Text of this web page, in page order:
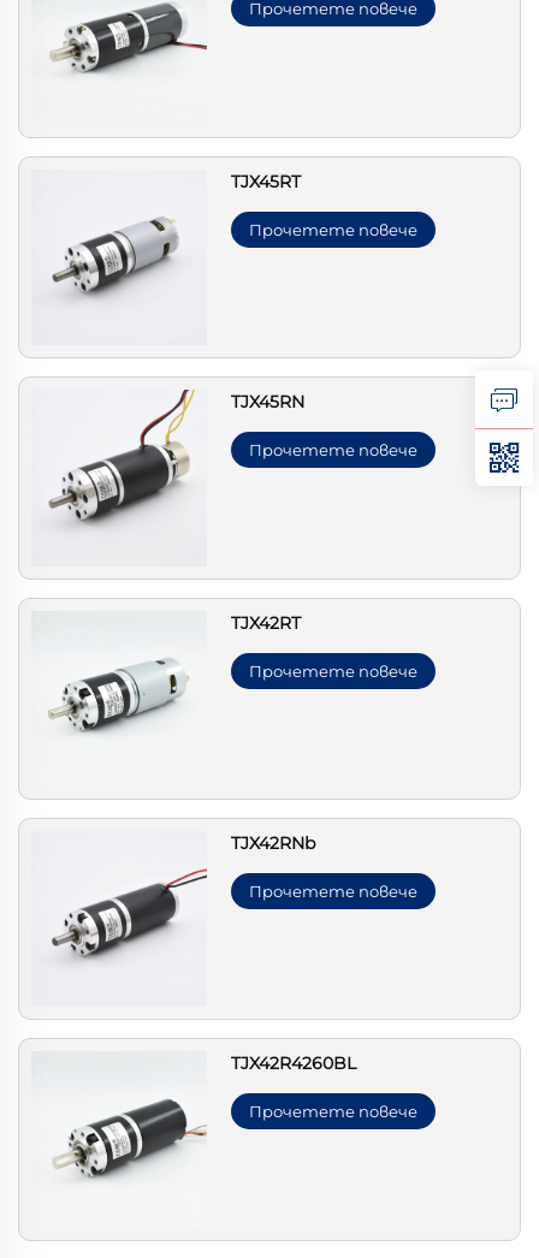
Прочетете повече
TJX45RT
Прочетете повече
TJX45RN
Прочетете повече
TJX42RT
Прочетете повече
TJX42RNb
Прочетете повече
TJX42R4260BL
Прочетете повече